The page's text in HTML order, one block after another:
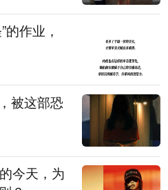
作业，
被这部恐
今天，为